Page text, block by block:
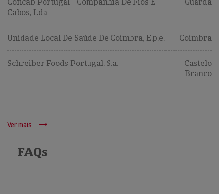
Coficab Portugal - Companhia De Fios E
Cabos, Lda
Guarda
Unidade Local De Saúde De Coimbra, E.p.e. Coimbra
Schreiber Foods Portugal, S.a.
Castelo
Branco
Ver mais
FAQs